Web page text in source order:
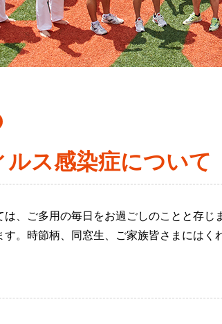
ス感染症について
は、ご多用の毎日をお過ごしのことと存
。時節柄、同窓生、ご家族皆さまにはく